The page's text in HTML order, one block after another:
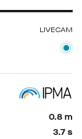
LIVECAM
0.8 m
3.7 s